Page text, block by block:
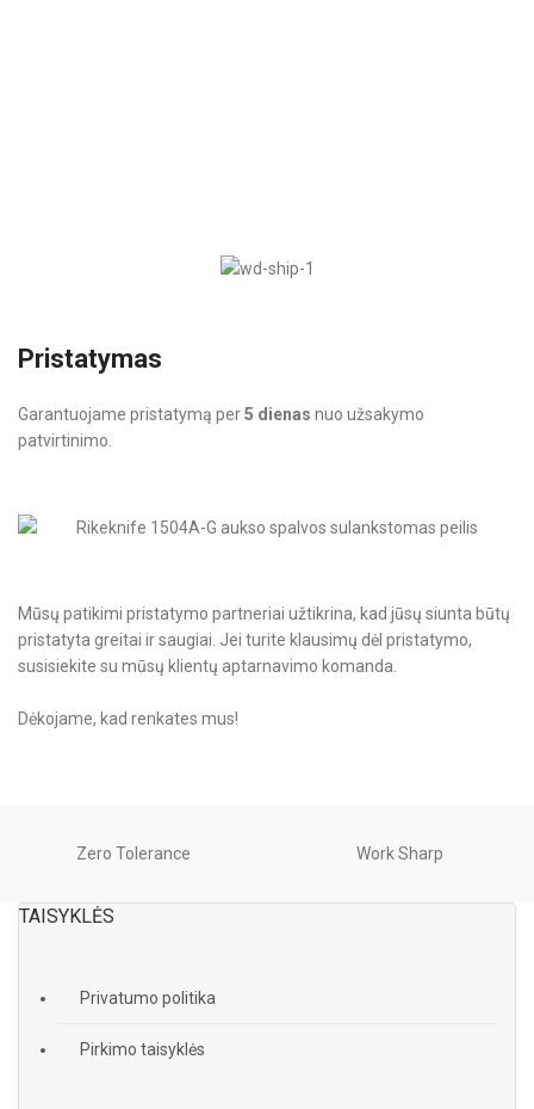
Pristatymas
Garantuojame pristatymą per5 dienas nuo užsakymo
patvirtinimo.
Mūsų patikimi pristatymo partneriai užtikrina, kad jūsų siunta būtų
pristatyta greitai ir saugiai. Jei turite klausimų dėl pristatymo,
susisiekite su mūsų klientų aptarnavimo komanda.
Dėkojame, kad renkates mus!
Zero Tolerance Work Sharp
TAISYKLĖS
Privatumo politika
Pirkimo taisyklės